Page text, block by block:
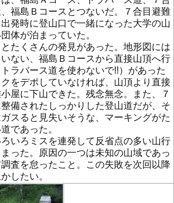
福島Ｂコースとつないだ。７合目避難
発時に登山口で一緒になった大学の山
体が泊まっていた。
たくさんの発見があった。地形図には
ない、福島Ｂコースから直接山頂へ行
トラバース道を使わないで!!）があった
をデポしていなければ、山頂より直接
屋に下山できた。残念無念。また、７
備されたしっかりした登山道だが、そ
スると見失いそうな、マーキングがた
であった。
いろミスを連発して反省点の多い山行
った。原因の一つは未知の山域であっ
査を怠ったこと。この失敗を次回以降
したい。